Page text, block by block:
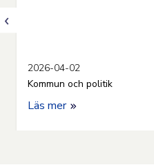
2026-04-02
Kommun och politik
Läs mer